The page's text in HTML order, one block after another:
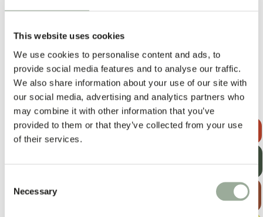
This website uses cookies
We use cookies to personalise content and ads, to
provide social media features and to analyse our traffic.
We also share information about your use of our site with
our social media, advertising and analytics partners who
may combine it with other information that you’ve
provided to them or that they’ve collected from your use
of their services.
Selection
Necessary
Fascia elastica con chiusura in velcro. Doppi manici.
TEMPO DI PRODUZIONE:
I tempi di consegna variano a seconda della quantità, dei
materiali, della stampa, degli accessori e della stagione. La
produzione ha inizio una volta approvato il campione di pre-
produzione, la cui preparazione richiede solitamente 2-3
settimane. Poiché ogni progetto è unico, i tempi vengono
sempre confermati caso per caso.
Altri materiali
RICHIEDI UN
SCOPRI LA
GUIDA ALLE
BORSE